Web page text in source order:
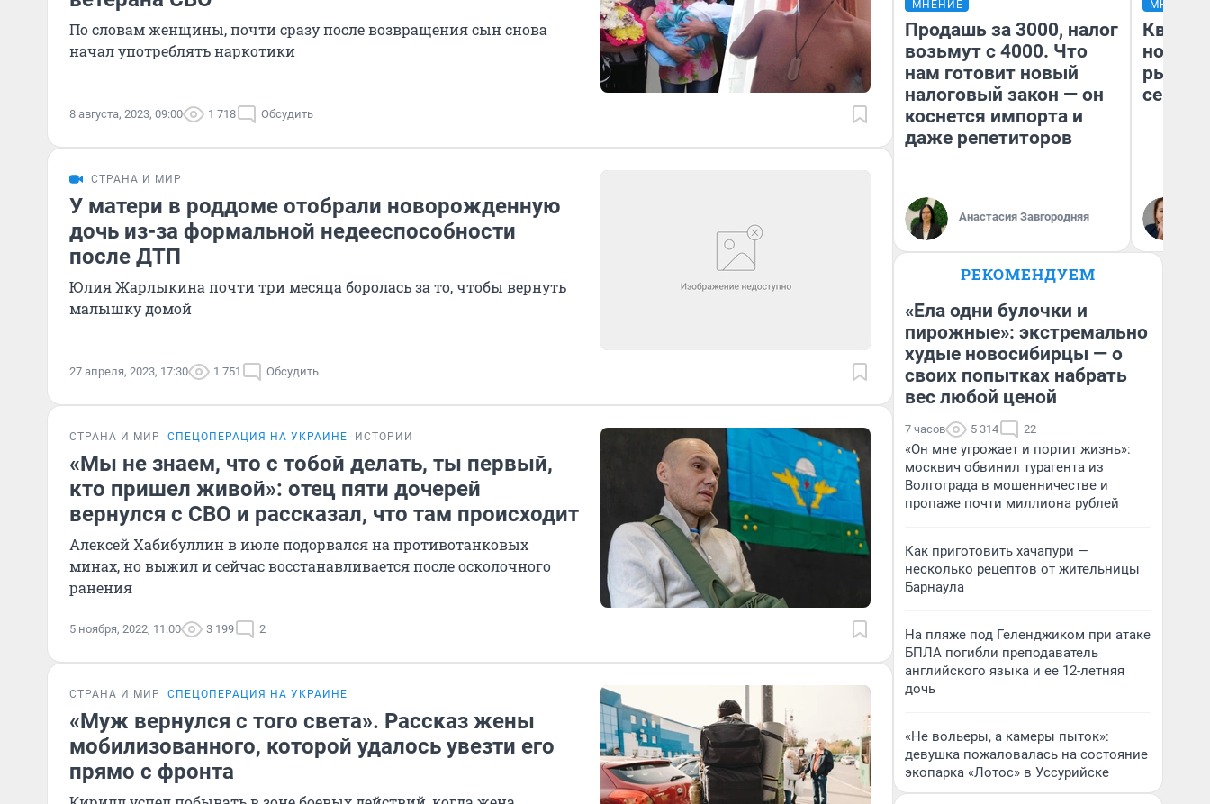
По словам женщины, почти сразу после возвращения сын снова
начал употреблять наркотики
8 августа, 2023, 09:00 1 718 Обсудить
СТРАНА И МИР
У матери в роддоме отобрали новорожденную
дочь из-за формальной недееспособности
после ДТП
Юлия Жарлыкина почти три месяца боролась за то, чтобы вернуть
малышку домой
27 апреля, 2023, 17:30 1 751 Обсудить
СТРАНА И МИР СПЕЦОПЕРАЦИЯ НА УКРАИНЕ ИСТОРИИ
«Мы не знаем, что с тобой делать, ты первый,
кто пришел живой»: отец пяти дочерей
вернулся с СВО и рассказал, что там происходит
Алексей Хабибуллин в июле подорвался на противотанковых
минах, но выжил и сейчас восстанавливается после осколочного
ранения
5 ноября, 2022, 11:00 3 199 2
СТРАНА И МИР СПЕЦОПЕРАЦИЯ НА УКРАИНЕ
«Муж вернулся с того света». Рассказ жены
мобилизованного, которой удалось увезти его
прямо с фронта
МНЕНИЕ
Продашь за 3000, налог
возьмут с 4000. Что
нам готовит новый
налоговый закон — он
коснется импорта и
даже репетиторов
Анастасия Завгородняя
МНЕНИЕ
но
рынок
РЕКОМЕНДУЕМ
«Ела одни булочки и
пирожные»: экстремально
худые новосибирцы — о
своих попытках набрать
вес любой ценой
7 часов 5 314 22
«Он мне угрожает и портит жизнь»:
москвич обвинил турагента из
Волгограда в мошенничестве и
пропаже почти миллиона рублей
Как приготовить хачапури —
несколько рецептов от жительницы
Барнаула
На пляже под Геленджиком при атаке
БПЛА погибли преподаватель
английского языка и ее 12-летняя
дочь
«Не вольеры, а камеры пыток»:
девушка пожаловалась на состояние
экопарка «Лотос» в Уссурийске